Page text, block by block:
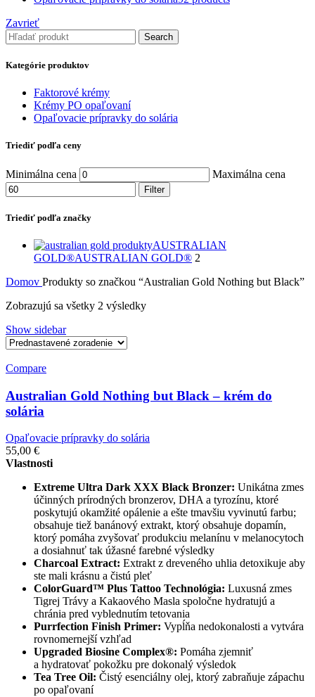
Zavrieť
Search
Kategórie produktov
Faktorové krémy
Krémy PO opaľovaní
Opaľovacie prípravky do solária
Triediť podľa ceny
Minimálna cena Maximálna cena
Filter
Triediť podľa značky
AUSTRALIAN
GOLD®AUSTRALIAN GOLD® 2
Domov Produkty so značkou “Australian Gold Nothing but Black”
Zobrazujú sa všetky 2 výsledky
Show sidebar
Compare
Australian Gold Nothing but Black – krém do
solária
Opaľovacie prípravky do solária
55,00 €
Vlastnosti
Extreme Ultra Dark XXX Black Bronzer: Unikátna zmes
účinných prírodných bronzerov, DHA a tyrozínu, ktoré
poskytujú okamžité opálenie a ešte tmavšiu vyvinutú farbu;
obsahuje tiež banánový extrakt, ktorý obsahuje dopamín,
ktorý pomáha zvyšovať produkciu melanínu v melanocytoch
a dosiahnuť tak úžasné farebné výsledky
Charcoal Extract: Extrakt z dreveného uhlia detoxikuje aby
ste mali krásnu a čistú pleť
ColorGuard™ Plus Tattoo Technológia: Luxusná zmes
Tigrej Trávy a Kakaového Masla spoločne hydratujú a
chránia pred vyblednutím tetovania
Purrfection Finish Primer: Vypĺňa nedokonalosti a vytvára
rovnomernejší vzhľad
Upgraded Biosine Complex®: Pomáha zjemniť
a hydratovať pokožku pre dokonalý výsledok
Tea Tree Oil: Čistý esenciálny olej, ktorý zabraňuje zápachu
po opaľovaní